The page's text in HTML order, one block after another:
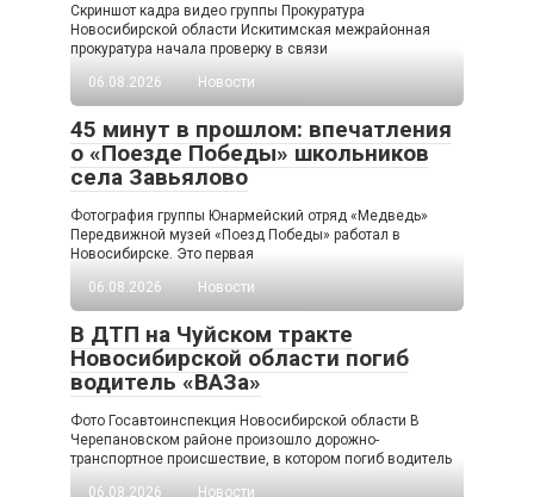
Скриншот кадра видео группы Прокуратура
Новосибирской области Искитимская межрайонная
прокуратура начала проверку в связи
06.08.2026
Новости
45 минут в прошлом: впечатления
о «Поезде Победы» школьников
села Завьялово
Фотография группы Юнармейский отряд «Медведь»
Передвижной музей «Поезд Победы» работал в
Новосибирске. Это первая
06.08.2026
Новости
В ДТП на Чуйском тракте
Новосибирской области погиб
водитель «ВАЗа»
Фото Госавтоинспекция Новосибирской области В
Черепановском районе произошло дорожно-
транспортное происшествие, в котором погиб водитель
06.08.2026
Новости